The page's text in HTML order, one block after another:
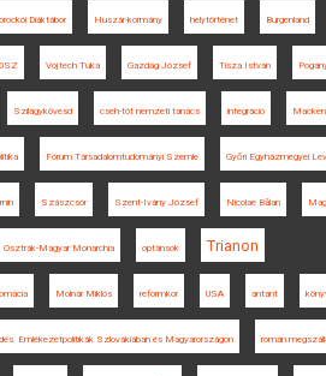
Diáktábor Huszár-kormány helytörténet Burgenland
Vojtech Tuka Gazdag József Tisza István
Szilágykövesd cseh-tót nemzeti tanács integráció
Fórum Társadalomtudományi Szemle Győri Egyházmegyei
Szászcsór Szent-Ivány József Nicolae Bălan
Osztrák-Magyar Monarchia optánsok Trianon
Molnár Miklós reformkor USA antant
Emlékezetpolitikák Szlovákiában és Magyarországon román